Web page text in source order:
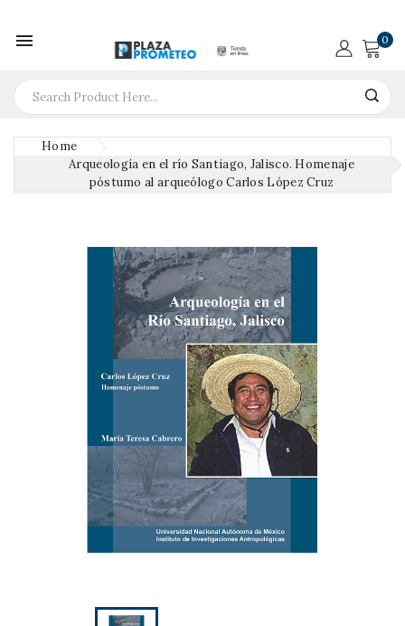
 0
Home
Arqueología en el río Santiago, Jalisco. Homenaje
póstumo al arqueólogo Carlos López Cruz